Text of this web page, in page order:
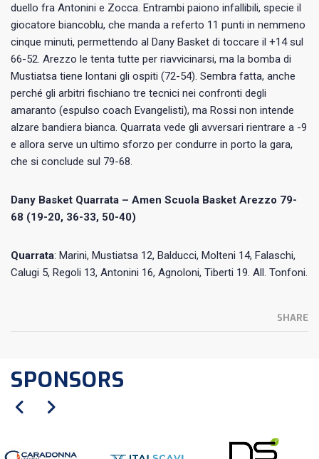
duello fra Antonini e Zocca. Entrambi paiono infallibili, specie il
giocatore biancoblu, che manda a referto 11 punti in nemmeno
cinque minuti, permettendo al Dany Basket di toccare il +14 sul
66-52. Arezzo le tenta tutte per riavvicinarsi, ma la bomba di
Mustiatsa tiene lontani gli ospiti (72-54). Sembra fatta, anche
perché gli arbitri fischiano tre tecnici nei confronti degli
amaranto (espulso coach Evangelisti), ma Rossi non intende
alzare bandiera bianca. Quarrata vede gli avversari rientrare a -9
e allora serve un ultimo sforzo per condurre in porto la gara,
che si conclude sul 79-68.
Dany Basket Quarrata – Amen Scuola Basket Arezzo 79-
68 (19-20, 36-33, 50-40)
Quarrata: Marini, Mustiatsa 12, Balducci, Molteni 14, Falaschi,
Calugi 5, Regoli 13, Antonini 16, Agnoloni, Tiberti 19. All. Tonfoni.
SHARE
SPONSORS